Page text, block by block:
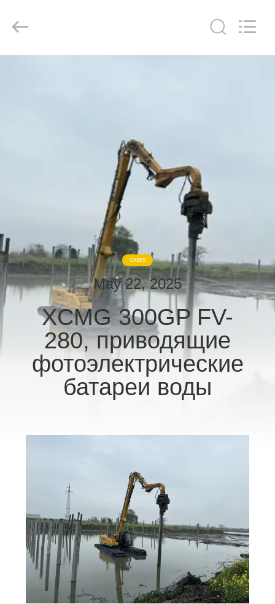
ПУТЕШЕСТВИЕ
ФАБРИКИ
ПРОВЕРКА
КАЧЕСТВА
СВЯЖИТЕСЬ
НОВОСТИ
СПРОСИТЕ
ЦИТАТУ
КАРТА
САЙТА
Ltd..
CASES
May 22, 2025
XCMG 300GP FV-
280, приводящие
фотоэлектрические
батареи воды